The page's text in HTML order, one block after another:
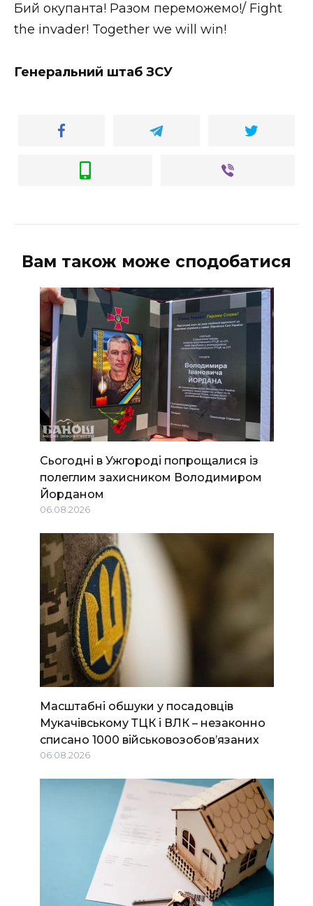
Бий окупанта! Разом переможемо!/ Fight
the invader! Together we will win!
Генеральний штаб ЗСУ
Вам також може сподобатися
Сьогодні в Ужгороді попрощалися із
полеглим захисником Володимиром
Йорданом
06.08.2026
Масштабні обшуки у посадовців
Мукачівському ТЦК і ВЛК – незаконно
списано 1000 військовозобов’язаних
06.08.2026